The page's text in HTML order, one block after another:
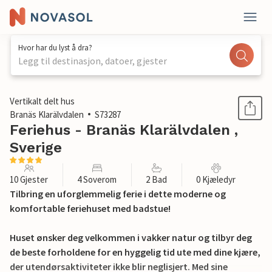
Hvor har du lyst å dra?
Legg til destinasjon, datoer, gjester
1 / 13
Vertikalt delt hus
Branäs Klarälvdalen
S73287
Feriehus - Branäs Klarälvdalen ,
Sverige
10 Gjester 4 Soverom 2 Bad 0 Kjæledyr
Tilbring en uforglemmelig ferie i dette moderne og
komfortable feriehuset med badstue!
Huset ønsker deg velkommen i vakker natur og tilbyr deg
de beste forholdene for en hyggelig tid ute med dine kjære,
der utendørsaktiviteter ikke blir neglisjert. Med sine